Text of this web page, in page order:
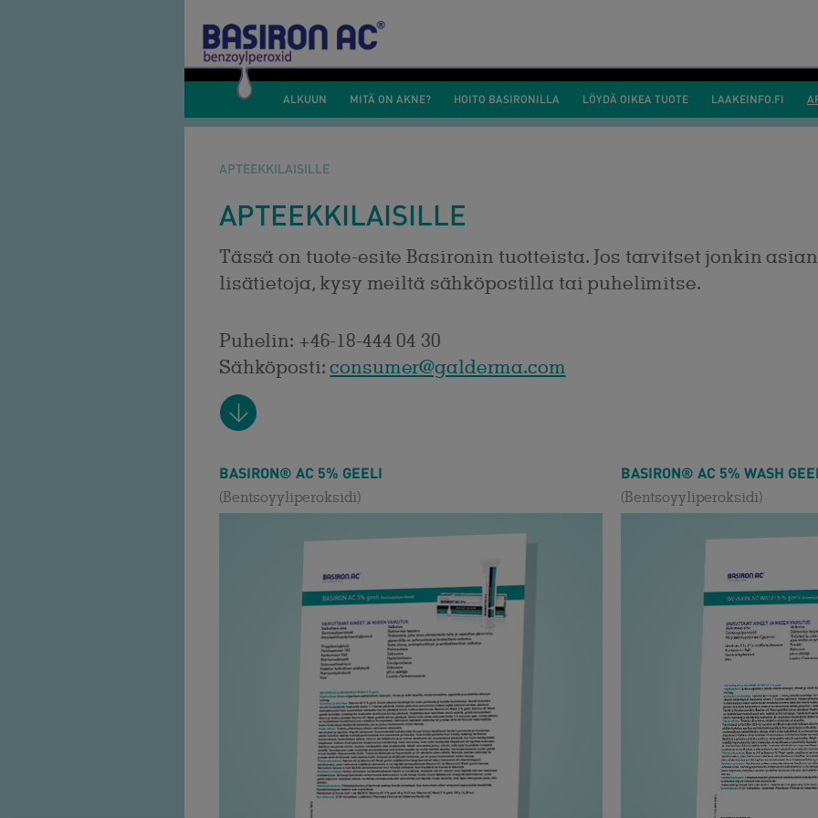
ALKUUN MITÄ ON AKNE? HOITO BASIRONILLA LÖYDÄ OIKEA TUOTE LAAKEINFO.FI
APTEEKKILAISILLE
APTEEKKILAISILLE
Tässä on tuote-esite Basironin tuotteista. Jos tarvitset jonkin
lisätietoja, kysy meiltä sähköpostilla tai puhelimitse.
Puhelin: +46-18-444 04 30
Sähköposti:consumer@galderma.com
.BASIRON® AC 5% GEELI
(Bentsoyyliperoksidi)
BASIRON® AC 5% WASH
(Bentsoyyliperoksidi)